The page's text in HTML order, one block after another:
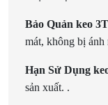
Bảo Quản keo
mát, không bị ánh
Hạn Sử Dụng
sản xuất. .